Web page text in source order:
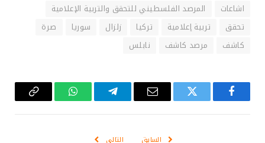
اشاعات
المرصد الفلسطيني للتحقق والتربية الإعلامية
تحقق
تربية إعلامية تركيا زلزال سوريا
صرة
كاشف
مرصد كاشف نابلس
فيسبوك تويتر
البريد
تيلقرام واتساب Copy
السابق التالي